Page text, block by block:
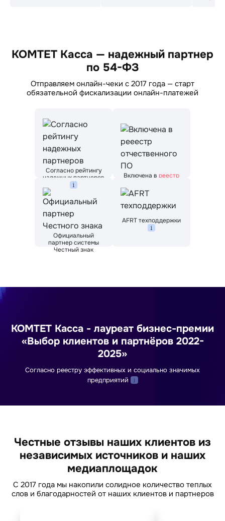
КОМТЕТ Касса — надежный партнер
по 54-ФЗ
Отправляем онлайн-чеки с 2017 года — старт
обязательной фискализации онлайн-платежей
Согласно рейтингу
надежных партнеров
Включена в реестр
Официальный
партнер системы
Честный знак
AFRT техподдержки
КОМТЕТ Касса - лауреат бизнес-премии
«Выбор клиентов и партнёров 2022-
2025»
Согласно реестру эффективных и социально значимых
предприятий
Честные отзывы наших клиентов из
независимых источников и наших
медиаплощадок
С 2017 года мы накопили солидное количество теплых
слов и благодарностей от наших клиентов и партнеров